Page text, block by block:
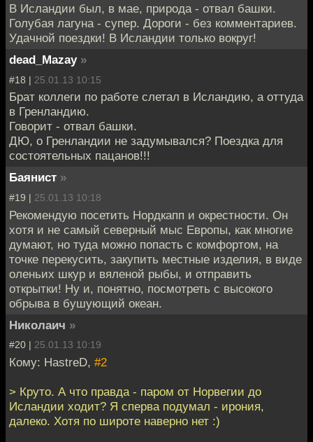
В Исландии был, в мае, природа - отвал башки.
Голубая лагуна - супер. Дороги - без комментариев.
Удачной поездки! В Исландии только вокруг!
dead_Mazay »
#18 | 25.01.13 10:15
Брат коллеги по работе слетал в Исландию, а оттуда
в Гренландию.
Говорит - отвал башки.
ДЮ, о Гренландии не задумывался? Поездка для
состоятельных пацанов!!!
Баянист »
#19 | 25.01.13 10:18
Рекомендую посетить Нордкапп и окрестности. Он
хотя и не самый северный мыс Европы, как многие
думают, но туда можно попасть с комфортом, на
точке перекусить, закупить местные изделия, в виде
оленьих шкур и вяленой рыбы, и отправить
открытки! Ну и, понятно, посмотреть с высокого
обрыва в бушующий океан.
Николаич »
#20 | 25.01.13 10:19
Кому: HastreD, #2
> Круто. А что правда - паром от Норвегии до
Исландии ходит? Я сперва подумал - ирония,
далеко. Хотя по широте наверно нет :)